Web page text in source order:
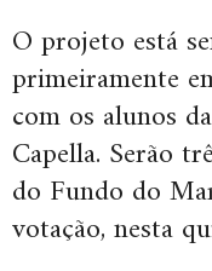
O projeto está
primeiramente
com os alunos
Capella. Serão
do Fundo do
votação, nesta